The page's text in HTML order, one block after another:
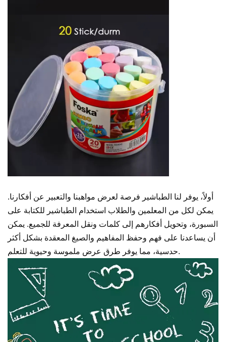
أولاً، يوفر لنا الطباشير فرصة لعرض مواهبنا والتعبير عن أفكارنا.
يمكن لكل من المعلمين والطلاب استخدام الطباشير للكتابة على
السبورة، وتحويل أفكارهم إلى كلمات ونقل المعرفة للجميع. يمكن
أن يساعدنا على فهم وحفظ المفاهيم والصيغ المعقدة بشكل أكثر
حدسية، مما يوفر طرق عرض ملموسة وحيوية للتعلم.